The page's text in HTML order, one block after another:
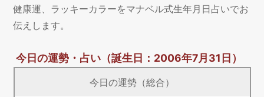
健康運、ラッキーカラーをマナベル式生年月日占いでお
伝えします。
今日の運勢・占い（誕生日：2006年7月31日）
今日の運勢（総合）